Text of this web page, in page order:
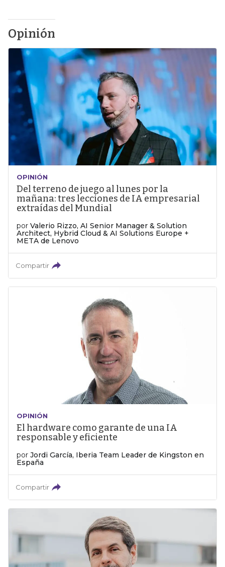
Opinión
OPINIÓN
Del terreno de juego al lunes por la
mañana: tres lecciones de IA empresarial
extraídas del Mundial
por Valerio Rizzo, AI Senior Manager & Solution
Architect, Hybrid Cloud & AI Solutions Europe +
META de Lenovo
Compartir
OPINIÓN
El hardware como garante de una IA
responsable y eficiente
por Jordi García, Iberia Team Leader de Kingston en
España
Compartir